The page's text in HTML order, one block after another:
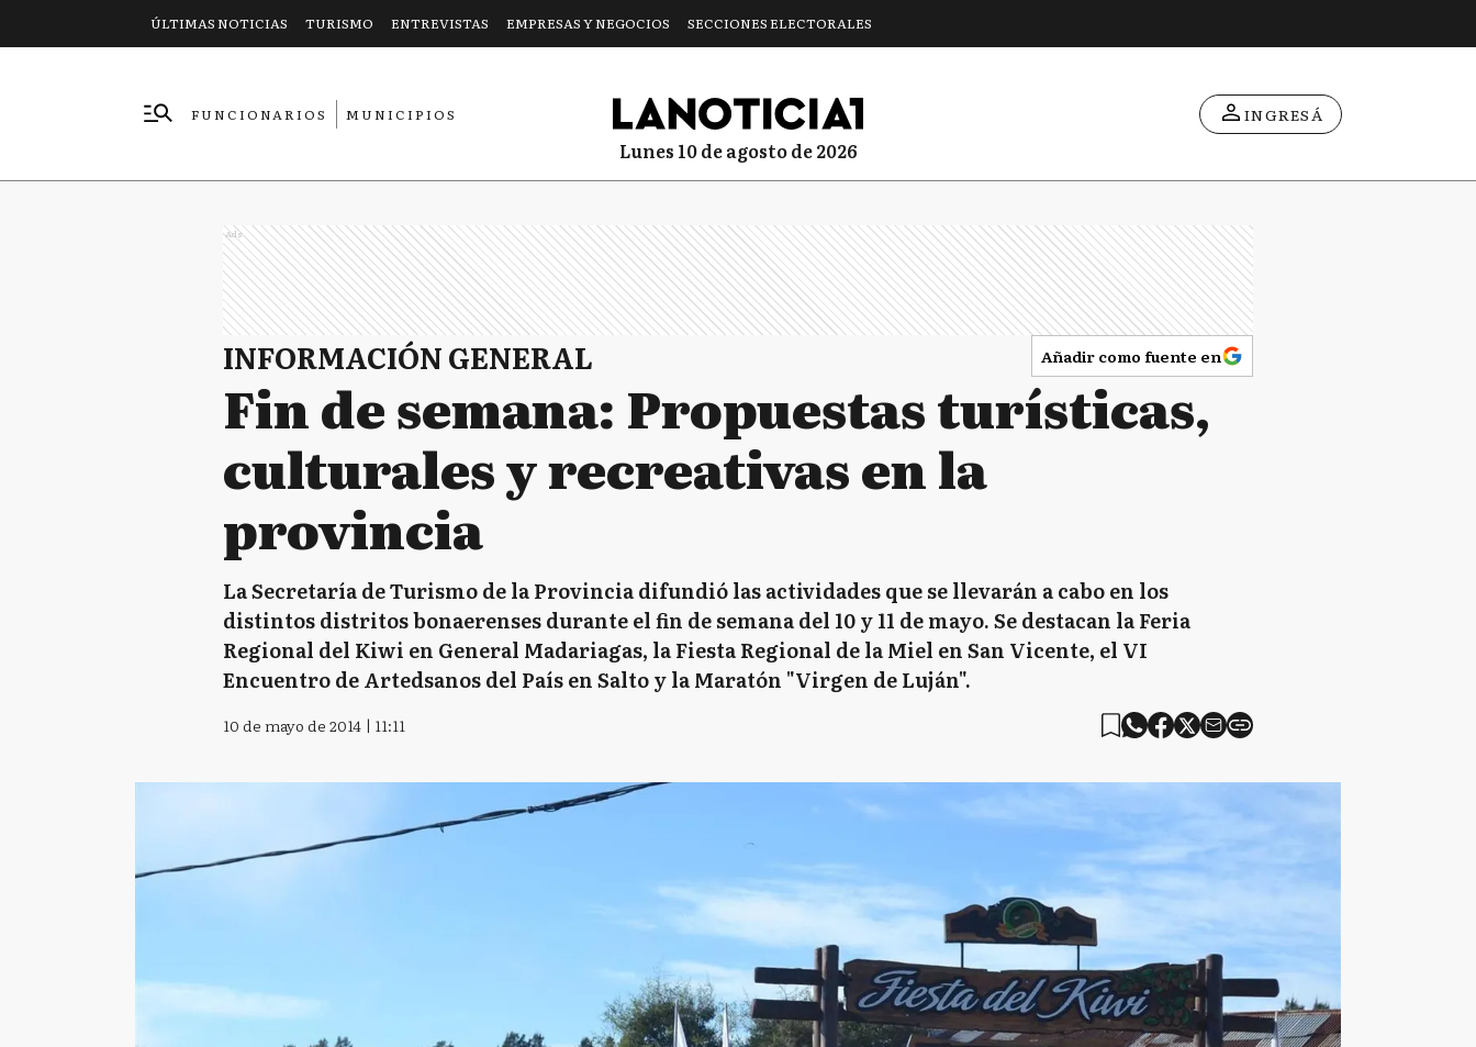
ÚLTIMAS NOTICIAS TURISMO ENTREVISTAS EMPRESAS Y NEGOCIOS SECCIONES ELECTORALES
FUNCIONARIOS
MUNICIPIOS
lunes 10 de agosto de 2026
INGRESÁ
Ads
INFORMACIÓN GENERAL Añadir como fuente en
Fin de semana: Propuestas turísticas,
culturales y recreativas en la
provincia
La Secretaría de Turismo de la Provincia difundió las actividades que se llevarán a cabo en los
distintos distritos bonaerenses durante el fin de semana del 10 y 11 de mayo. Se destacan la Feria
Regional del Kiwi en General Madariagas, la Fiesta Regional de la Miel en San Vicente, el VI
Encuentro de Artedsanos del País en Salto y la Maratón "Virgen de Luján".
10 de mayo de 2014 | 11:11